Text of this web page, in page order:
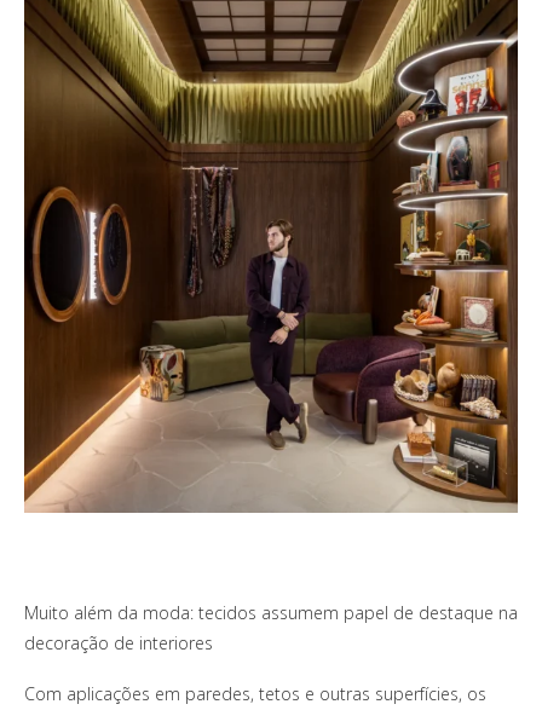
Muito além da moda: tecidos assumem papel de destaque na
decoração de interiores
Com aplicações em paredes, tetos e outras superfícies, os